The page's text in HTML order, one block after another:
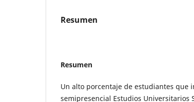
Resumen
Resumen
Un alto porcentaje de estudiantes que
semipresencial Estudios Universitarios